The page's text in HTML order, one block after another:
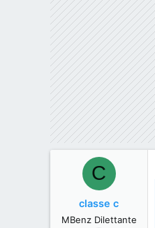
C
classe c
MBenz Dilettante